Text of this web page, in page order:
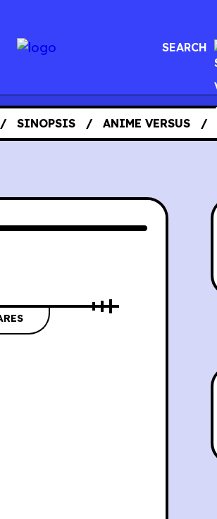
SEARCH
SINOPSIS ANIME VERSUS